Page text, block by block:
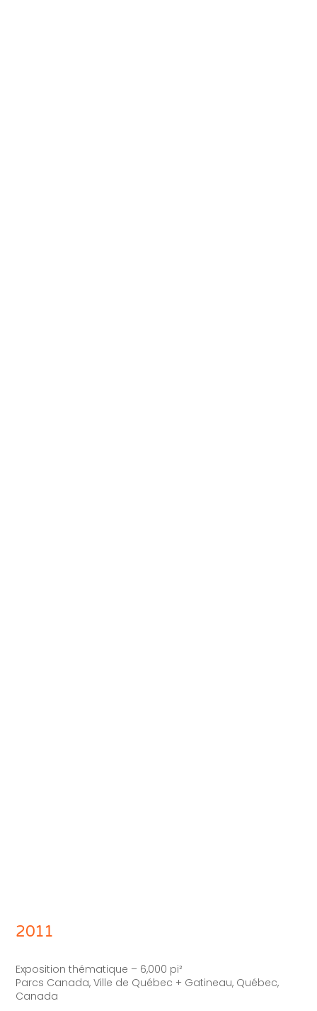
2011
Exposition thématique – 6,000 pi²
Parcs Canada, Ville de Québec + Gatineau, Québec,
Canada